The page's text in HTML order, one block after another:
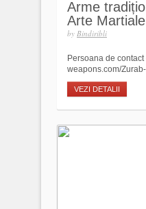
Arme
Arte
by Bindiribli
Persoana de
weapons.com/
VEZI DETALII